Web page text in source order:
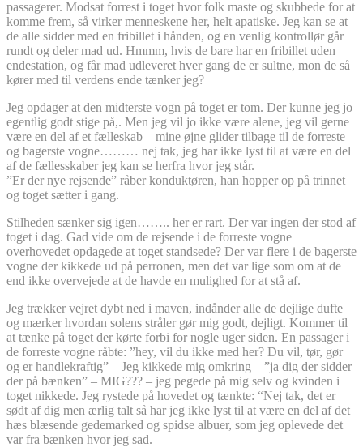
passagerer. Modsat forrest i toget hvor folk maste og skubbede for at
komme frem, så virker menneskene her, helt apatiske. Jeg kan se at
de alle sidder med en fribillet i hånden, og en venlig kontrollør går
rundt og deler mad ud. Hmmm, hvis de bare har en fribillet uden
endestation, og får mad udleveret hver gang de er sultne, mon de så
kører med til verdens ende tænker jeg?
Jeg opdager at den midterste vogn på toget er tom. Der kunne jeg jo
egentlig godt stige på,. Men jeg vil jo ikke være alene, jeg vil gerne
være en del af et fælleskab – mine øjne glider tilbage til de forreste
og bagerste vogne……… nej tak, jeg har ikke lyst til at være en del
af de fællesskaber jeg kan se herfra hvor jeg står.
”Er der nye rejsende” råber konduktøren, han hopper op på trinnet
og toget sætter i gang.
Stilheden sænker sig igen…….. her er rart. Der var ingen der stod af
toget i dag. Gad vide om de rejsende i de forreste vogne
overhovedet opdagede at toget standsede? Der var flere i de bagerste
vogne der kikkede ud på perronen, men det var lige som om at de
end ikke overvejede at de havde en mulighed for at stå af.
Jeg trækker vejret dybt ned i maven, indånder alle de dejlige dufte
og mærker hvordan solens stråler gør mig godt, dejligt. Kommer til
at tænke på toget der kørte forbi for nogle uger siden. En passager i
de forreste vogne råbte: ”hey, vil du ikke med her? Du vil, tør, gør
og er handlekraftig” – Jeg kikkede mig omkring – ”ja dig der sidder
der på bænken” – MIG??? – jeg pegede på mig selv og kvinden i
toget nikkede. Jeg rystede på hovedet og tænkte: “Nej tak, det er
sødt af dig men ærlig talt så har jeg ikke lyst til at være en del af det
hæs blæsende gedemarked og spidse albuer, som jeg oplevede det
var fra bænken hvor jeg sad.